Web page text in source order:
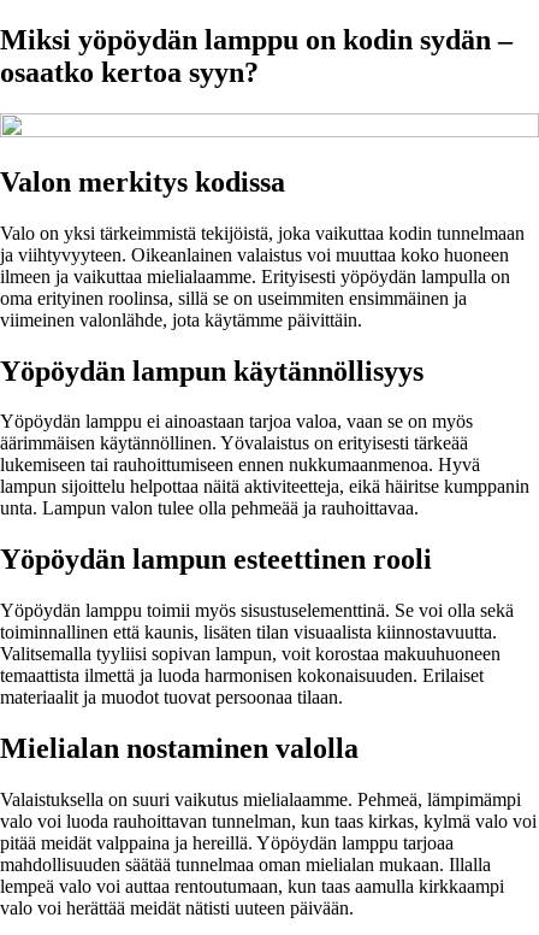
Miksi yöpöydän lamppu on kodin sydän –
osaatko kertoa syyn?
Valon merkitys kodissa
Valo on yksi tärkeimmistä tekijöistä, joka vaikuttaa kodin tunnelmaan
ja viihtyvyyteen. Oikeanlainen valaistus voi muuttaa koko huoneen
ilmeen ja vaikuttaa mielialaamme. Erityisesti yöpöydän lampulla on
oma erityinen roolinsa, sillä se on useimmiten ensimmäinen ja
viimeinen valonlähde, jota käytämme päivittäin.
Yöpöydän lampun käytännöllisyys
Yöpöydän lamppu ei ainoastaan tarjoa valoa, vaan se on myös
äärimmäisen käytännöllinen. Yövalaistus on erityisesti tärkeää
lukemiseen tai rauhoittumiseen ennen nukkumaanmenoa. Hyvä
lampun sijoittelu helpottaa näitä aktiviteetteja, eikä häiritse kumppanin
unta. Lampun valon tulee olla pehmeää ja rauhoittavaa.
Yöpöydän lampun esteettinen rooli
Yöpöydän lamppu toimii myös sisustuselementtinä. Se voi olla sekä
toiminnallinen että kaunis, lisäten tilan visuaalista kiinnostavuutta.
Valitsemalla tyyliisi sopivan lampun, voit korostaa makuuhuoneen
temaattista ilmettä ja luoda harmonisen kokonaisuuden. Erilaiset
materiaalit ja muodot tuovat persoonaa tilaan.
Mielialan nostaminen valolla
Valaistuksella on suuri vaikutus mielialaamme. Pehmeä, lämpimämpi
valo voi luoda rauhoittavan tunnelman, kun taas kirkas, kylmä valo voi
pitää meidät valppaina ja hereillä. Yöpöydän lamppu tarjoaa
mahdollisuuden säätää tunnelmaa oman mielialan mukaan. Illalla
lempeä valo voi auttaa rentoutumaan, kun taas aamulla kirkkaampi
valo voi herättää meidät nätisti uuteen päivään.